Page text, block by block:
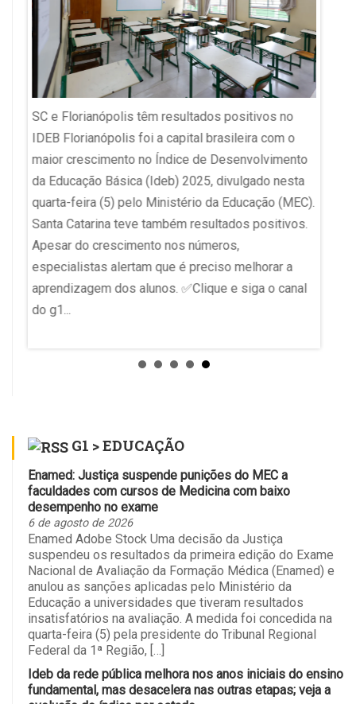
SC e Florianópolis têm resultados positivos no
IDEB Florianópolis foi a capital brasileira com o
maior crescimento no Índice de Desenvolvimento
da Educação Básica (Ideb) 2025, divulgado nesta
quarta-feira (5) pelo Ministério da Educação (MEC).
Santa Catarina teve também resultados positivos.
Apesar do crescimento nos números,
especialistas alertam que é preciso melhorar a
aprendizagem dos alunos. ✅Clique e siga o canal
do g1...
G1 > EDUCAÇÃO
Enamed: Justiça suspende punições do MEC a
faculdades com cursos de Medicina com baixo
desempenho no exame
6 de agosto de 2026
Enamed Adobe Stock Uma decisão da Justiça
suspendeu os resultados da primeira edição do Exame
Nacional de Avaliação da Formação Médica (Enamed) e
anulou as sanções aplicadas pelo Ministério da
Educação a universidades que tiveram resultados
insatisfatórios na avaliação. A medida foi concedida na
quarta-feira (5) pela presidente do Tribunal Regional
Federal da 1ª Região, […]
Ideb da rede pública melhora nos anos iniciais do ensino
fundamental, mas desacelera nas outras etapas; veja a